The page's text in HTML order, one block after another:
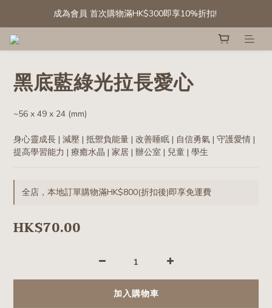
成為會員 首次購物滿HK$300即享10%折扣!
成為會員 首次購物滿HK$300即享10%折扣!
成為會員 首次購物滿HK$300即享10%折扣!
黑底藍綠光拉長愛心
~56 x 49 x 24 (mm)
身心靈成長 | 減壓 | 抵禦負能量 | 改善睡眠 | 自信勇氣 | 守護愛情 |
提高學習能力 | 療癒水晶 | 家居 | 辦公室 | 兒童 | 學生
全店，本地訂單購物滿HK$800(折扣後)即享免運費
HK$70.00
加入購物車